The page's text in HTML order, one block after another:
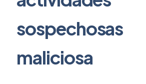
sospechosas
maliciosa